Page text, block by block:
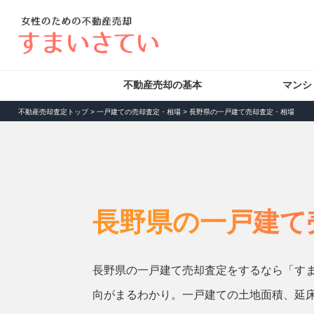
不動産売却の基本 マン
不動産売却査定トップ > 一戸建ての売却査定・相場 > 長野県の一戸建て売却査定・相場
長野県の一戸建て
長野県の一戸建て売却査定をするなら「す
向がまるわかり。一戸建ての土地面積、延